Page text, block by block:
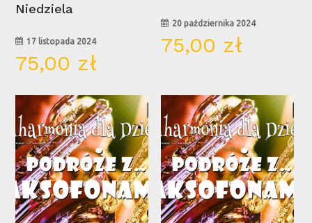
Niedziela
17 listopada 2024
75,00 zł
20 października 2024
75,00 zł
26
paź
25
paź